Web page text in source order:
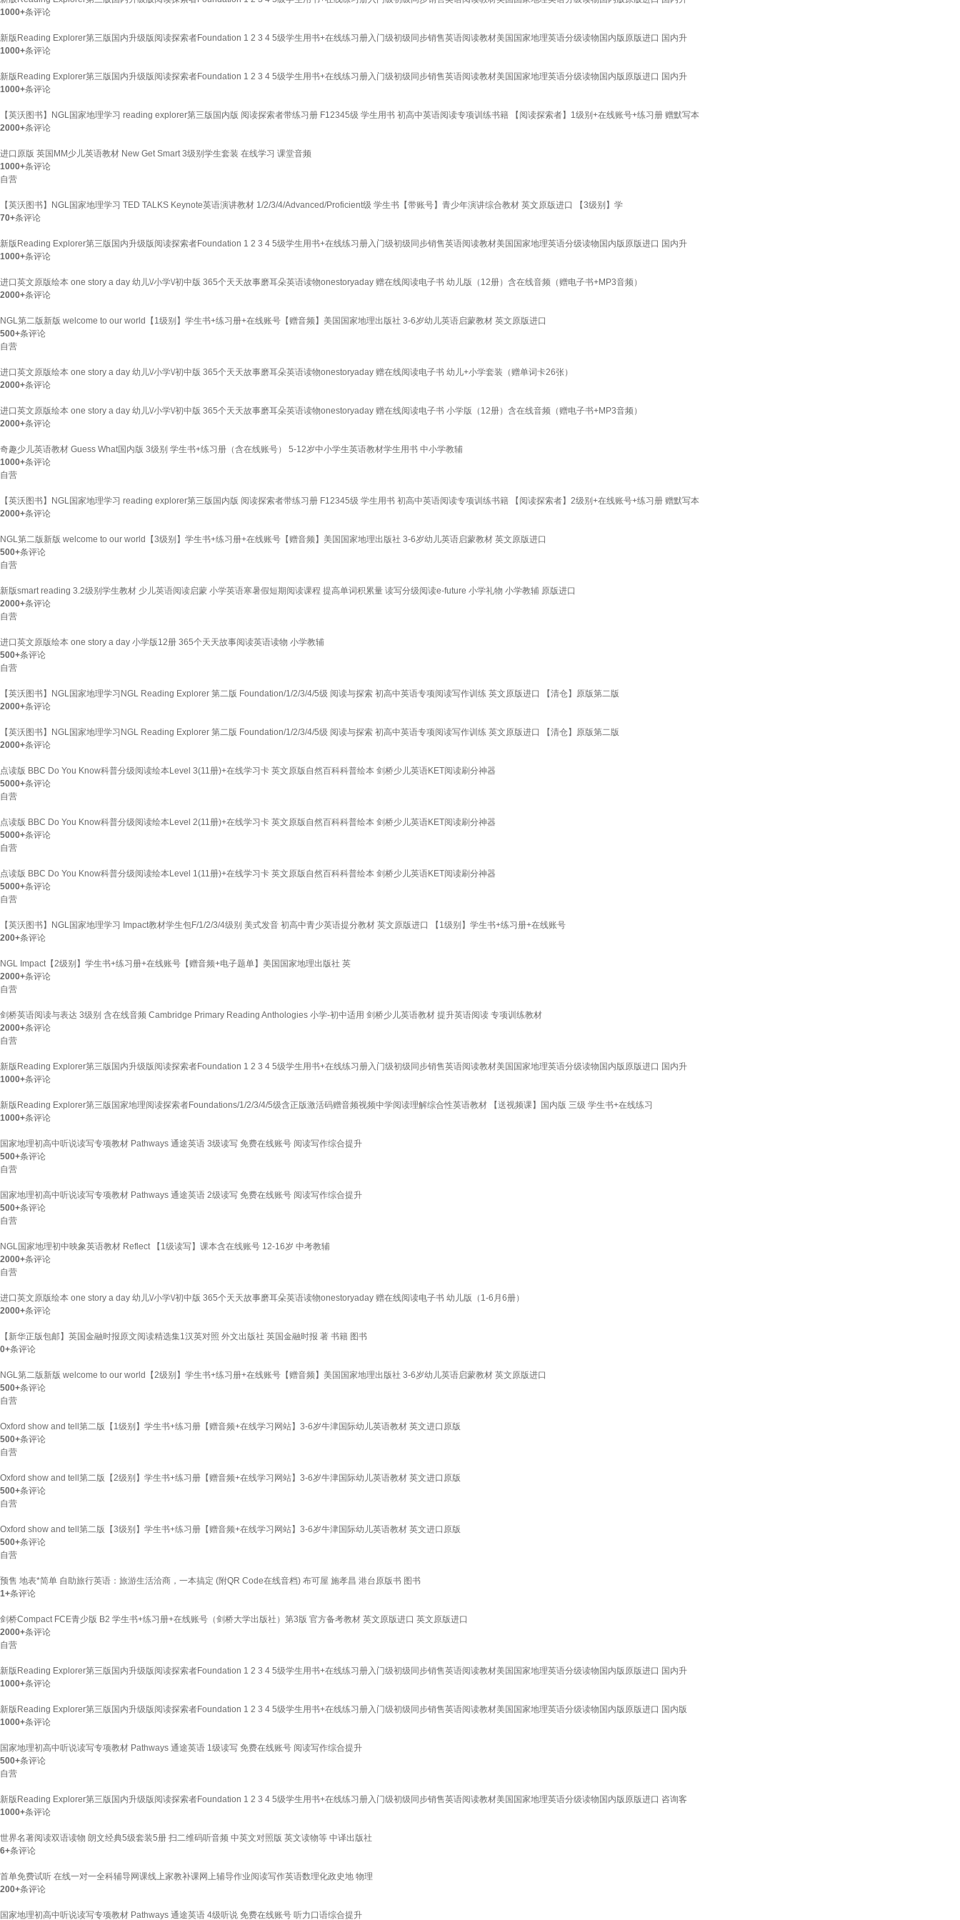
1000+条评论
新版Reading Explorer第三版国内升级版阅读探索者Foundation 1 2 3 4 5级学生用书+在线练习册入门级初级同步销售英语阅读教材美国国家地理英语分级读物国内版原版进口 国内升
1000+条评论
新版Reading Explorer第三版国内升级版阅读探索者Foundation 1 2 3 4 5级学生用书+在线练习册入门级初级同步销售英语阅读教材美国国家地理英语分级读物国内版原版进口 国内升
1000+条评论
【英沃图书】NGL国家地理学习 reading explorer第三版国内版 阅读探索者带练习册 F12345级 学生用书 初高中英语阅读专项训练书籍 【阅读探索者】1级别+在线账号+练习册 赠默写本
2000+条评论
进口原版 英国MM少儿英语教材 New Get Smart 3级别学生套装 在线学习 课堂音频
1000+条评论
自营
【英沃图书】NGL国家地理学习 TED TALKS Keynote英语演讲教材 1/2/3/4/Advanced/Proficient级 学生书【带账号】青少年演讲综合教材 英文原版进口 【3级别】学
70+条评论
新版Reading Explorer第三版国内升级版阅读探索者Foundation 1 2 3 4 5级学生用书+在线练习册入门级初级同步销售英语阅读教材美国国家地理英语分级读物国内版原版进口 国内升
1000+条评论
进口英文原版绘本 one story a day 幼儿\/小学\/初中版 365个天天故事磨耳朵英语读物onestoryaday 赠在线阅读电子书 幼儿版（12册）含在线音频（赠电子书+MP3音频）
2000+条评论
NGL第二版新版 welcome to our world【1级别】学生书+练习册+在线账号【赠音频】美国国家地理出版社 3-6岁幼儿英语启蒙教材 英文原版进口
500+条评论
自营
进口英文原版绘本 one story a day 幼儿\/小学\/初中版 365个天天故事磨耳朵英语读物onestoryaday 赠在线阅读电子书 幼儿+小学套装（赠单词卡26张）
2000+条评论
进口英文原版绘本 one story a day 幼儿\/小学\/初中版 365个天天故事磨耳朵英语读物onestoryaday 赠在线阅读电子书 小学版（12册）含在线音频（赠电子书+MP3音频）
2000+条评论
奇趣少儿英语教材 Guess What国内版 3级别 学生书+练习册（含在线账号） 5-12岁中小学生英语教材学生用书 中小学教辅
1000+条评论
自营
【英沃图书】NGL国家地理学习 reading explorer第三版国内版 阅读探索者带练习册 F12345级 学生用书 初高中英语阅读专项训练书籍 【阅读探索者】2级别+在线账号+练习册 赠默写本
2000+条评论
NGL第二版新版 welcome to our world【3级别】学生书+练习册+在线账号【赠音频】美国国家地理出版社 3-6岁幼儿英语启蒙教材 英文原版进口
500+条评论
自营
新版smart reading 3.2级别学生教材 少儿英语阅读启蒙 小学英语寒暑假短期阅读课程 提高单词积累量 读写分级阅读e-future 小学礼物 小学教辅 原版进口
2000+条评论
自营
进口英文原版绘本 one story a day 小学版12册 365个天天故事阅读英语读物 小学教辅
500+条评论
自营
【英沃图书】NGL国家地理学习NGL Reading Explorer 第二版 Foundation/1/2/3/4/5级 阅读与探索 初高中英语专项阅读写作训练 英文原版进口 【清仓】原版第二版
2000+条评论
【英沃图书】NGL国家地理学习NGL Reading Explorer 第二版 Foundation/1/2/3/4/5级 阅读与探索 初高中英语专项阅读写作训练 英文原版进口 【清仓】原版第二版
2000+条评论
点读版 BBC Do You Know科普分级阅读绘本Level 3(11册)+在线学习卡 英文原版自然百科科普绘本 剑桥少儿英语KET阅读刷分神器
5000+条评论
自营
点读版 BBC Do You Know科普分级阅读绘本Level 2(11册)+在线学习卡 英文原版自然百科科普绘本 剑桥少儿英语KET阅读刷分神器
5000+条评论
自营
点读版 BBC Do You Know科普分级阅读绘本Level 1(11册)+在线学习卡 英文原版自然百科科普绘本 剑桥少儿英语KET阅读刷分神器
5000+条评论
自营
【英沃图书】NGL国家地理学习 Impact教材学生包F/1/2/3/4级别 美式发音 初高中青少英语提分教材 英文原版进口 【1级别】学生书+练习册+在线账号
200+条评论
NGL Impact【2级别】学生书+练习册+在线账号【赠音频+电子题单】美国国家地理出版社 英
2000+条评论
自营
剑桥英语阅读与表达 3级别 含在线音频 Cambridge Primary Reading Anthologies 小学-初中适用 剑桥少儿英语教材 提升英语阅读 专项训练教材
2000+条评论
自营
新版Reading Explorer第三版国内升级版阅读探索者Foundation 1 2 3 4 5级学生用书+在线练习册入门级初级同步销售英语阅读教材美国国家地理英语分级读物国内版原版进口 国内升
1000+条评论
新版Reading Explorer第三版国家地理阅读探索者Foundations/1/2/3/4/5级含正版激活码赠音频视频中学阅读理解综合性英语教材 【送视频课】国内版 三级 学生书+在线练习
1000+条评论
国家地理初高中听说读写专项教材 Pathways 通途英语 3级读写 免费在线账号 阅读写作综合提升
500+条评论
自营
国家地理初高中听说读写专项教材 Pathways 通途英语 2级读写 免费在线账号 阅读写作综合提升
500+条评论
自营
NGL国家地理初中映象英语教材 Reflect 【1级读写】课本含在线账号 12-16岁 中考教辅
2000+条评论
自营
进口英文原版绘本 one story a day 幼儿\/小学\/初中版 365个天天故事磨耳朵英语读物onestoryaday 赠在线阅读电子书 幼儿版（1-6月6册）
2000+条评论
【新华正版包邮】英国金融时报原文阅读精选集1汉英对照 外文出版社 英国金融时报 著 书籍 图书
0+条评论
NGL第二版新版 welcome to our world【2级别】学生书+练习册+在线账号【赠音频】美国国家地理出版社 3-6岁幼儿英语启蒙教材 英文原版进口
500+条评论
自营
Oxford show and tell第二版【1级别】学生书+练习册【赠音频+在线学习网站】3-6岁牛津国际幼儿英语教材 英文进口原版
500+条评论
自营
Oxford show and tell第二版【2级别】学生书+练习册【赠音频+在线学习网站】3-6岁牛津国际幼儿英语教材 英文进口原版
500+条评论
自营
Oxford show and tell第二版【3级别】学生书+练习册【赠音频+在线学习网站】3-6岁牛津国际幼儿英语教材 英文进口原版
500+条评论
自营
预售 地表*简单 自助旅行英语：旅游生活洽商，一本搞定 (附QR Code在线音档) 布可屋 施孝昌 港台原版书 图书
1+条评论
剑桥Compact FCE青少版 B2 学生书+练习册+在线账号（剑桥大学出版社）第3版 官方备考教材 英文原版进口 英文原版进口
2000+条评论
自营
新版Reading Explorer第三版国内升级版阅读探索者Foundation 1 2 3 4 5级学生用书+在线练习册入门级初级同步销售英语阅读教材美国国家地理英语分级读物国内版原版进口 国内升
1000+条评论
新版Reading Explorer第三版国内升级版阅读探索者Foundation 1 2 3 4 5级学生用书+在线练习册入门级初级同步销售英语阅读教材美国国家地理英语分级读物国内版原版进口 国内版
1000+条评论
国家地理初高中听说读写专项教材 Pathways 通途英语 1级读写 免费在线账号 阅读写作综合提升
500+条评论
自营
新版Reading Explorer第三版国内升级版阅读探索者Foundation 1 2 3 4 5级学生用书+在线练习册入门级初级同步销售英语阅读教材美国国家地理英语分级读物国内版原版进口 咨询客
1000+条评论
世界名著阅读双语读物 朗文经典5级套装5册 扫二维码听音频 中英文对照版 英文读物等 中译出版社
6+条评论
首单免费试听 在线一对一全科辅导网课线上家教补课网上辅导作业阅读写作英语数理化政史地 物理
200+条评论
国家地理初高中听说读写专项教材 Pathways 通途英语 4级听说 免费在线账号 听力口语综合提升